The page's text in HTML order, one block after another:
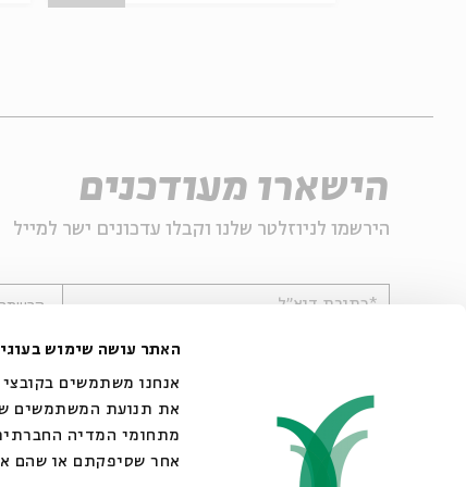
האתר עושה שימוש
את תנועת המשתמשים
מתחומי המדיה
אחר שסיפקתם או שהם
הישארו מעודכנים
הירשמו לניוזלטר שלנו וקבלו עדכונים ישר למייל
*כתובת דוא"ל